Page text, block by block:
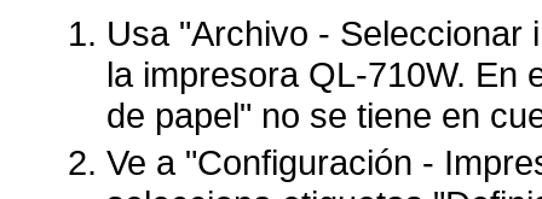
Usa "Archivo - Seleccionar
la impresora QL-710W. En
de papel" no se tiene en
Ve a "Configuración -